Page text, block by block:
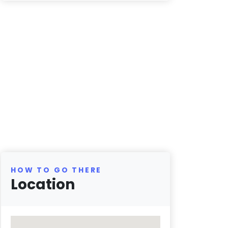
HOW TO GO THERE
Location